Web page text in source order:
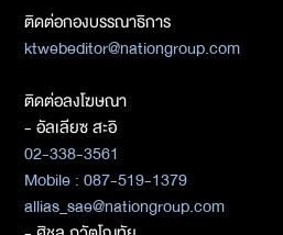
ติดต่อกองบรรณาธิการ
ktwebeditor@nationgroup.com
ติดต่อลงโฆษณา
- อัลเลียซ สะอิ
02-338-3561
Mobile : 087-519-1379
allias_sae@nationgroup.com